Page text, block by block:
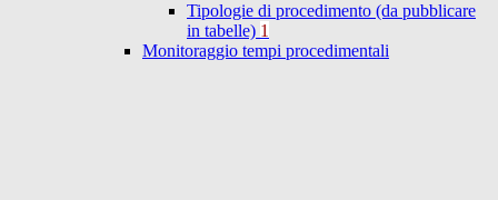
Tipologie di procedimento (da pubblicare
in tabelle) 1
Monitoraggio tempi procedimentali